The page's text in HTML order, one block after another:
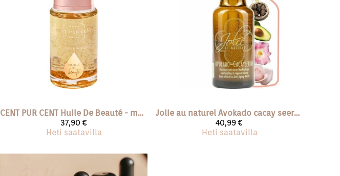
CENT PUR CENT
Huile De Beauté - monitoimi kauneusöljy
37,90 €
Heti saatavilla
Jolie au naturel
Avokado cacay seerumi (vegan) 20 ml
40,99 €
Heti saatavilla